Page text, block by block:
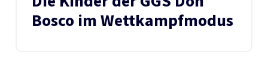
Bosco im Wettkampfmodus